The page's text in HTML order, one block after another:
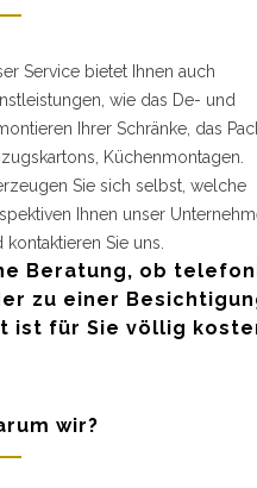
Service bietet Ihnen auch
wie das De- und
Ihrer Schränke, das
Küchenmontagen.
Sie sich selbst, welche
Ihnen unser
kontaktieren Sie uns.
Beratung, ob
zu einer
ist für Sie völlig
wir?